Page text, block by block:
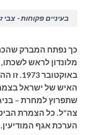
בעיניים פקוחות - צבי
כך נפתח המברק
מלונדון לראש
האיש של ישראל
שתפרוץ למחרת –
צה"ל. כל הצמרת
הערכת אגף